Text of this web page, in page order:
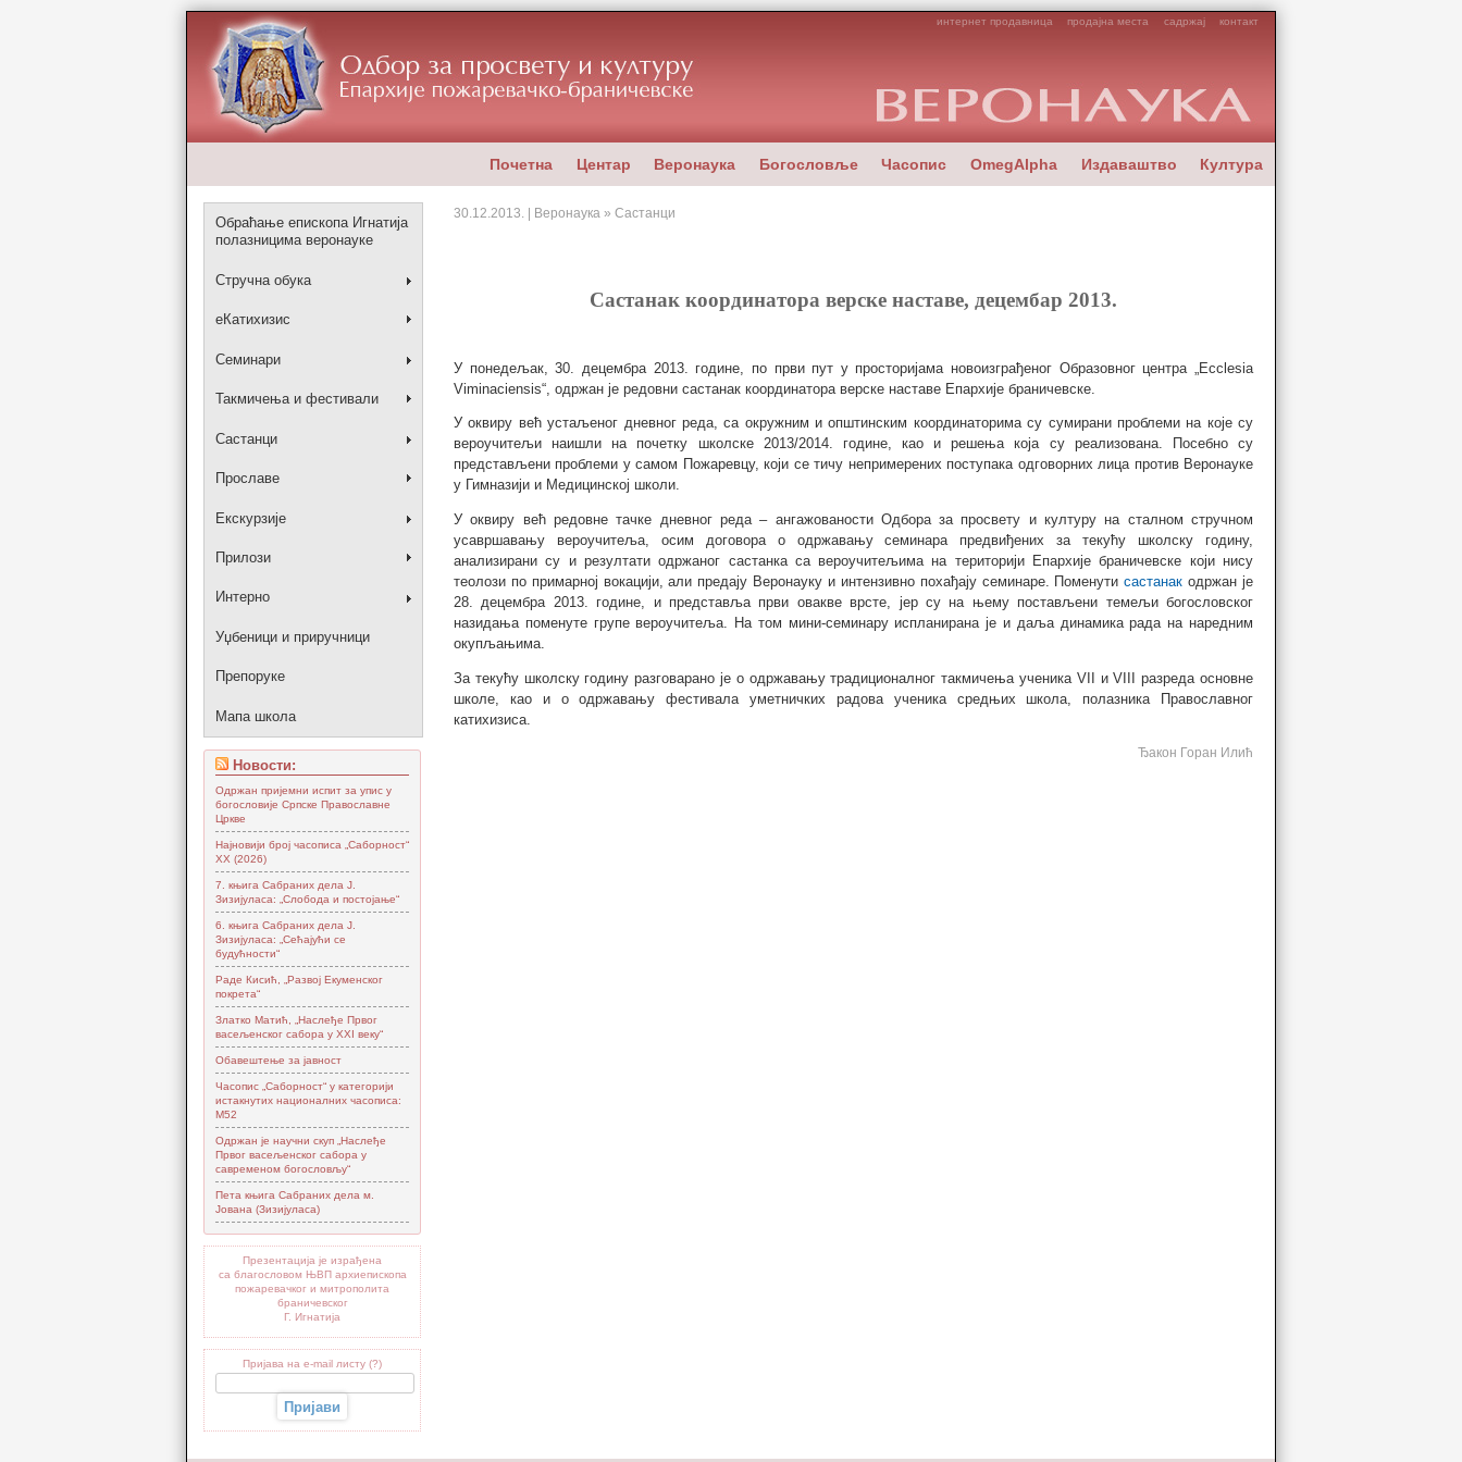
интернет продавница продајна места садржај контакт
Почетна Центар Веронаука Богословље Часопис OmegAlpha Издаваштво Култура
Обраћање епископа Игнатија
полазницима веронауке
Стручна обука
еКатихизис
Семинари
Такмичења и фестивали
Састанци
Прославе
Екскурзије
Прилози
Интерно
Уџбеници и приручници
Препоруке
Мапа школа
Новости:
Одржан пријемни испит за упис у
богословије Српске Православне
Цркве
Најновији број часописа „Саборност“
XX (2026)
7. књига Сабраних дела Ј.
Зизијуласа: „Слобода и постојање“
6. књига Сабраних дела Ј.
Зизијуласа: „Сећајући се
будућности“
Раде Кисић, „Развој Екуменског
покрета“
Златко Матић, „Наслеђе Првог
васељенског сабора у XXI веку“
Обавештење за јавност
Часопис „Саборност“ у категорији
истакнутих националних часописа:
М52
Одржан је научни скуп „Наслеђе
Првог васељенског сабора у
савременом богословљу“
Пета књига Сабраних дела м.
Јована (Зизијуласа)
Презентација је израђена
са благословом ЊВП архиепископа
пожаревачког и митрополита
браничевског
Г. Игнатија
Пријава на e-mail листу (?)
30.12.2013. | Веронаука » Састанци
Састанак координатора верске наставе, децембар 2013.
У понедељак, 30. децембра 2013. године, по први пут у просторијама новоизграђеног Образовног центра „Ecclesia
Viminaciensis“, одржан је редовни састанак координатора верске наставе Епархије браничевске.
У оквиру већ устаљеног дневног реда, са окружним и општинским координаторима су сумирани проблеми на које су
вероучитељи наишли на почетку школске 2013/2014. године, као и решења која су реализована. Посебно су
представљени проблеми у самом Пожаревцу, који се тичу непримерених поступака одговорних лица против Веронауке
у Гимназији и Медицинској школи.
У оквиру већ редовне тачке дневног реда – ангажованости Одбора за просвету и културу на сталном стручном
усавршавању вероучитеља, осим договора о одржавању семинара предвиђених за текућу школску годину,
анализирани су и резултати одржаног састанка са вероучитељима на територији Епархије браничевске који нису
теолози по примарној вокацији, али предају Веронауку и интензивно похађају семинаре. Поменутисастанак одржан је
28. децембра 2013. године, и представља први овакве врсте, јер су на њему постављени темељи богословског
назидања поменуте групе вероучитеља. На том мини-семинару испланирана је и даља динамика рада на наредним
окупљањима.
За текућу школску годину разговарано је о одржавању традиционалног такмичења ученика VII и VIII разреда основне
школе, као и о одржавању фестивала уметничких радова ученика средњих школа, полазника Православног
катихизиса.
Ђакон Горан Илић